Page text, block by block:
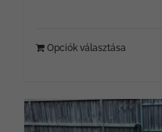
Opciók választása